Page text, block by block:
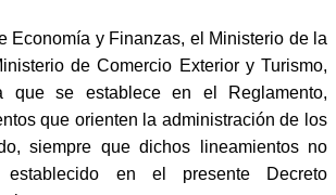
Economía y Finanzas, el Ministerio de la
de Comercio Exterior y Turismo,
que se establece en el Reglamento,
que orienten la administración de los
siempre que dichos lineamientos no
establecido en el presente Decreto